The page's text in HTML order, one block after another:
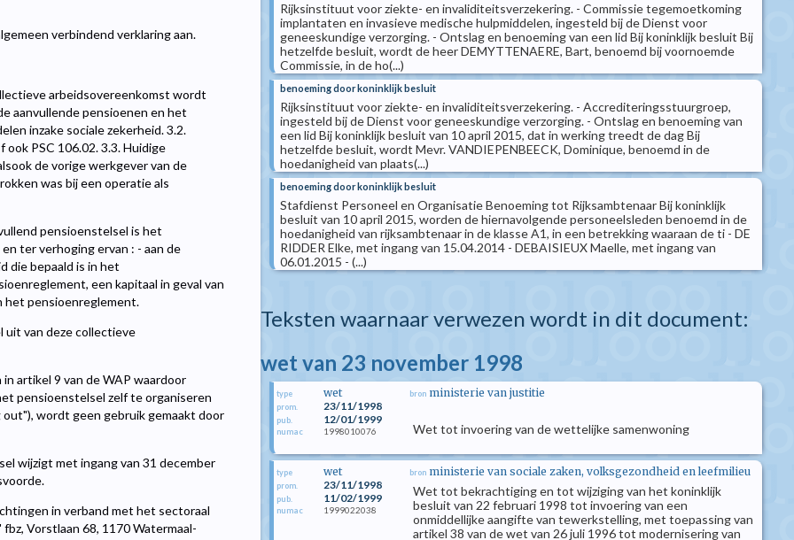
verbindend verklaring aan.
arbeidsovereenkomst wordt
aanvullende pensioenen en het
inzake sociale zekerheid. 3.2.
PSC 106.02. 3.3. Huidige
de vorige werkgever van de
was bij een operatie als
pensioenstelsel is het
ter verhoging ervan : - aan de
die bepaald is in het
een kapitaal in geval van
het pensioenreglement.
uit van deze collectieve
artikel 9 van de WAP waardoor
pensioenstelsel zelf te organiseren
wordt geen gebruik gemaakt door
wijzigt met ingang van 31 december
in verband met het sectoraal
Vorstlaan 68, 1170 Watermaal-
Rijksinstituut voor ziekte- en invaliditeitsverzekering. - Commissie tegemoetkoming
implantaten en invasieve medische hulpmiddelen, ingesteld bij de Dienst voor
geneeskundige verzorging. - Ontslag en benoeming van een lid Bij koninklijk besluit Bij
hetzelfde besluit, wordt de heer DEMYTTENAERE, Bart, benoemd bij voornoemde
Commissie, in de ho(...)
benoeming door koninklijk besluit
Rijksinstituut voor ziekte- en invaliditeitsverzekering. - Accrediteringsstuurgroep,
ingesteld bij de Dienst voor geneeskundige verzorging. - Ontslag en benoeming van
een lid Bij koninklijk besluit van 10 april 2015, dat in werking treedt de dag Bij
hetzelfde besluit, wordt Mevr. VANDIEPENBEECK, Dominique, benoemd in de
hoedanigheid van plaats(...)
benoeming door koninklijk besluit
Stafdienst Personeel en Organisatie Benoeming tot Rijksambtenaar Bij koninklijk
besluit van 10 april 2015, worden de hiernavolgende personeelsleden benoemd in de
hoedanigheid van rijksambtenaar in de klasse A1, in een betrekking waaraan de ti - DE
RIDDER Elke, met ingang van 15.04.2014 - DEBAISIEUX Maelle, met ingang van
06.01.2015 - (...)
Teksten waarnaar verwezen wordt in dit document:
wet van 23 november 1998
type wet
prom. 23/11/1998
pub. 12/01/1999
numac 1998010076
bron ministerie van justitie
Wet tot invoering van de wettelijke samenwoning
type wet
prom. 23/11/1998
pub. 11/02/1999
numac 1999022038
bron ministerie van sociale zaken, volksgezondheid en leefmilieu
Wet tot bekrachtiging en tot wijziging van het koninklijk
besluit van 22 februari 1998 tot invoering van een
onmiddellijke aangifte van tewerkstelling, met toepassing van
artikel 38 van de wet van 26 juli 1996 tot modernisering van